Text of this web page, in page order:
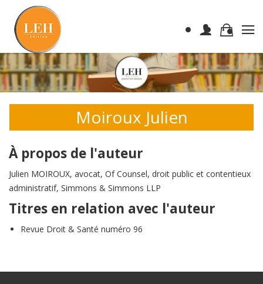
Moiroux Julien
À propos de l'auteur
Julien MOIROUX, avocat, Of Counsel, droit public et contentieux
administratif, Simmons & Simmons LLP
Titres en relation avec l'auteur
Revue Droit & Santé numéro 96